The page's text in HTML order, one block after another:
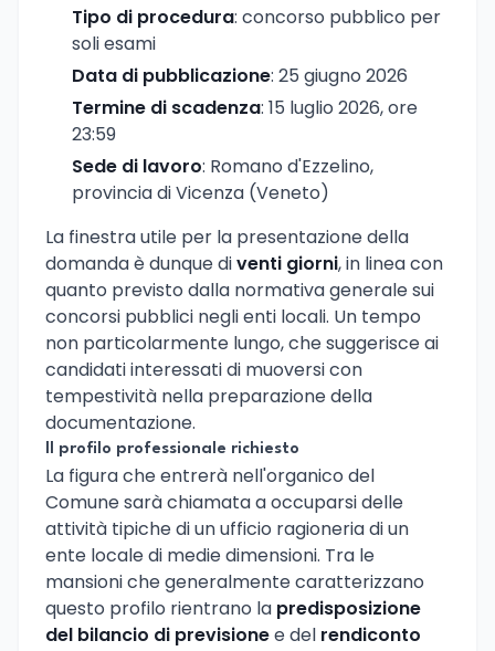
Tipo di procedura: concorso pubblico per
soli esami
Data di pubblicazione: 25 giugno 2026
Termine di scadenza: 15 luglio 2026, ore
23:59
Sede di lavoro: Romano d'Ezzelino,
provincia di Vicenza (Veneto)
La finestra utile per la presentazione della
domanda è dunque diventi giorni, in linea con
quanto previsto dalla normativa generale sui
concorsi pubblici negli enti locali. Un tempo
non particolarmente lungo, che suggerisce ai
candidati interessati di muoversi con
tempestività nella preparazione della
documentazione.
Il profilo professionale richiesto
La figura che entrerà nell'organico del
Comune sarà chiamata a occuparsi delle
attività tipiche di un ufficio ragioneria di un
ente locale di medie dimensioni. Tra le
mansioni che generalmente caratterizzano
questo profilo rientrano la predisposizione
del bilancio di previsionee del rendiconto